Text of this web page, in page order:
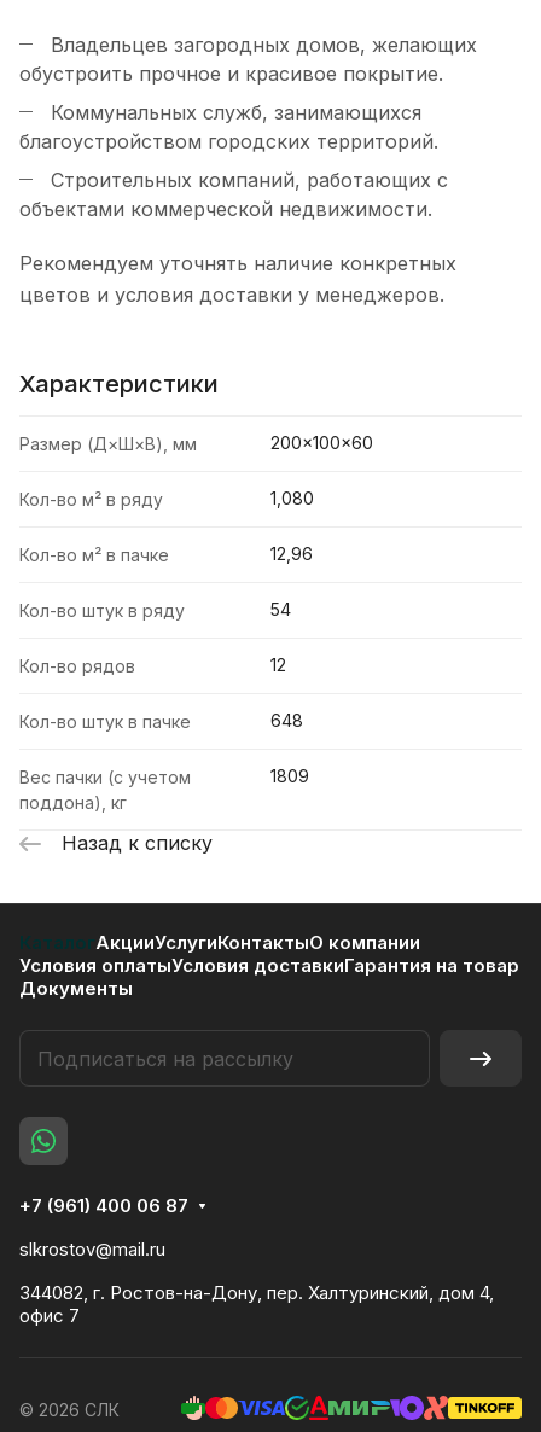
Владельцев загородных домов, желающих
обустроить прочное и красивое покрытие.
Коммунальных служб, занимающихся
благоустройством городских территорий.
Строительных компаний, работающих с
объектами коммерческой недвижимости.
Рекомендуем уточнять наличие конкретных
цветов и условия доставки у менеджеров.
Характеристики
Размер (Д×Ш×В), мм 200×100×60
Кол-во м² в ряду 1,080
Кол-во м² в пачке 12,96
Кол-во штук в ряду 54
Кол-во рядов 12
Кол-во штук в пачке 648
Вес пачки (с учетом
поддона), кг
1809
Назад к списку
КаталогАкцииУслугиКонтактыО компании
Условия оплатыУсловия доставкиГарантия на товар
Документы
+7 (961) 400 06 87
slkrostov@mail.ru
344082, г. Ростов-на-Дону, пер. Халтуринский, дом 4,
офис 7
© 2026 СЛК